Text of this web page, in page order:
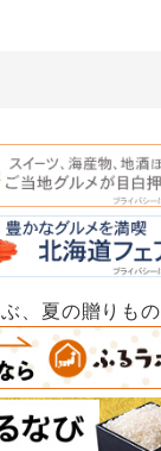
、夏の贈りもの